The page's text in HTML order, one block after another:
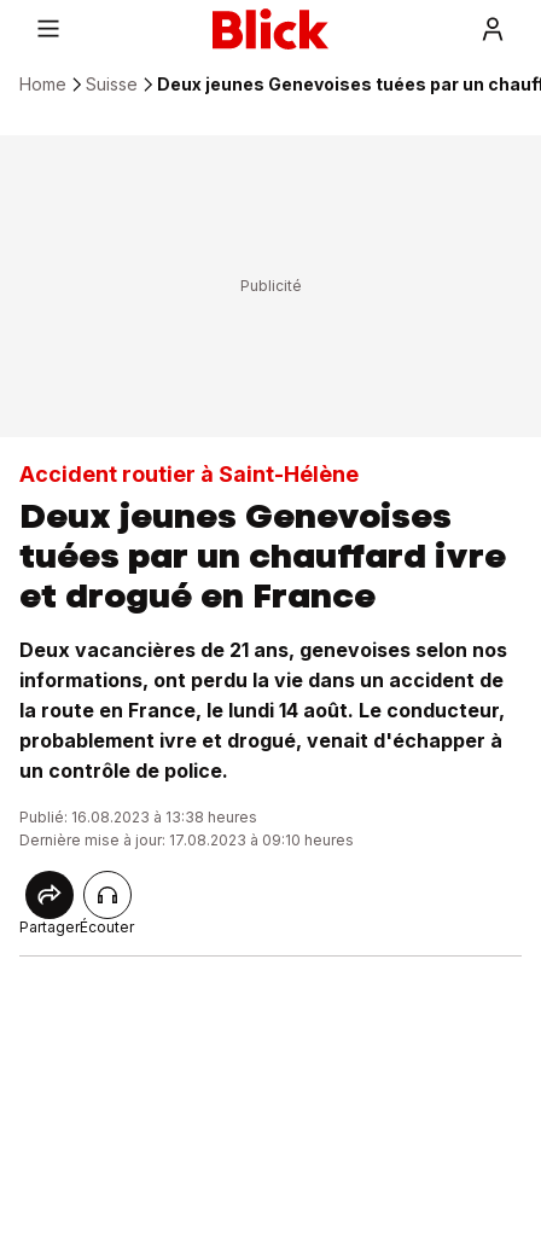
Home Suisse Deux jeunes Genevoises tuées par un
Accident routier à Saint-Hélène
Deux jeunes Genevoises
tuées par un chauffard ivre
et drogué en France
Deux vacancières de 21 ans, genevoises selon nos
informations, ont perdu la vie dans un accident de
la route en France, le lundi 14 août. Le conducteur,
probablement ivre et drogué, venait d'échapper à
un contrôle de police.
Publié: 16.08.2023 à 13:38 heures
Dernière mise à jour: 17.08.2023 à 09:10 heures
PartagerÉcouter